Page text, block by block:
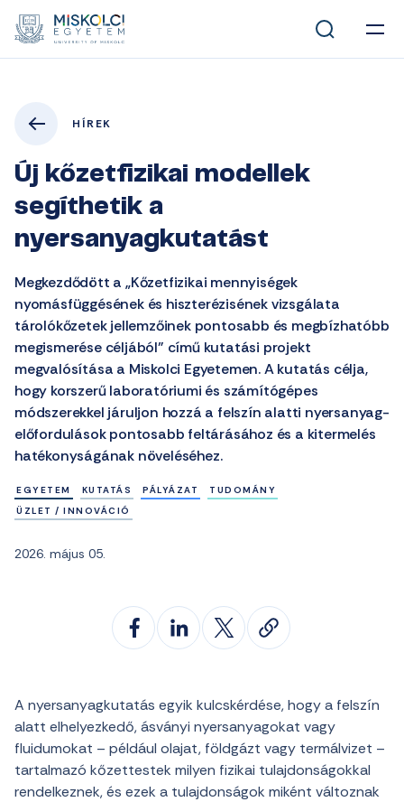
HÍREK
Új kőzetfizikai modellek
segíthetik a
nyersanyagkutatást
Megkezdődött a „Kőzetfizikai mennyiségek
nyomásfüggésének és hiszterézisének vizsgálata
tárolókőzetek jellemzőinek pontosabb és megbízhatóbb
megismerése céljából” című kutatási projekt
megvalósítása a Miskolci Egyetemen. A kutatás célja,
hogy korszerű laboratóriumi és számítógépes
módszerekkel járuljon hozzá a felszín alatti nyersanyag-
előfordulások pontosabb feltárásához és a kitermelés
hatékonyságának növeléséhez.
EGYETEM KUTATÁS PÁLYÁZAT
TUDOMÁNY
ÜZLET / INNOVÁCIÓ
2026. május 05.
A nyersanyagkutatás egyik kulcskérdése, hogy a felszín
alatt elhelyezkedő, ásványi nyersanyagokat vagy
fluidumokat – például olajat, földgázt vagy termálvizet –
tartalmazó kőzettestek milyen fizikai tulajdonságokkal
rendelkeznek, és ezek a tulajdonságok miként változnak